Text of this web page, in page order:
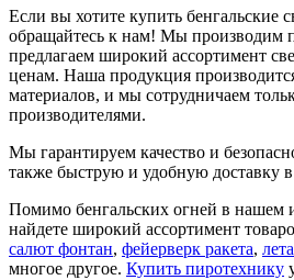
Если вы хотите купить бенгальские
обращайтесь к нам! Мы производим
предлагаем широкий ассортимент
ценам. Наша продукция
материалов, и мы сотрудничаем
производителями.
Мы гарантируем качество и
также быструю и удобную доставку
Помимо бенгальских огней в нашем
найдете широкий ассортимент
салют фонтан, фейерверк ракета,
многое другое. Купить пиротехнику